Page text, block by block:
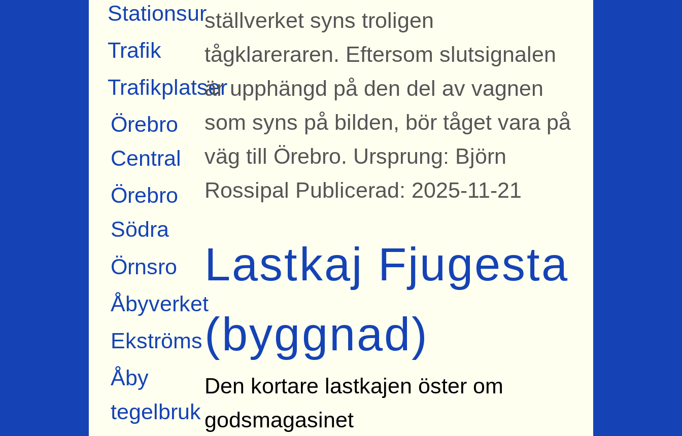
Stationsur
Trafik
Trafikplatser
Örebro
Central
Örebro
Södra
Örnsro
Åbyverket
Ekströms
Åby
tegelbruk
ställverket syns troligen
tågklareraren. Eftersom slutsignalen
är upphängd på den del av vagnen
som syns på bilden, bör tåget vara på
väg till Örebro. Ursprung: Björn
Rossipal Publicerad: 2025-11-21
Lastkaj Fjugesta
(byggnad)
Den kortare lastkajen öster om
godsmagasinet